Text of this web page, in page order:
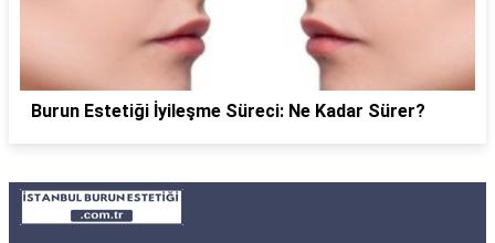
Burun Estetiği İyileşme Süreci: Ne Kadar Sürer?